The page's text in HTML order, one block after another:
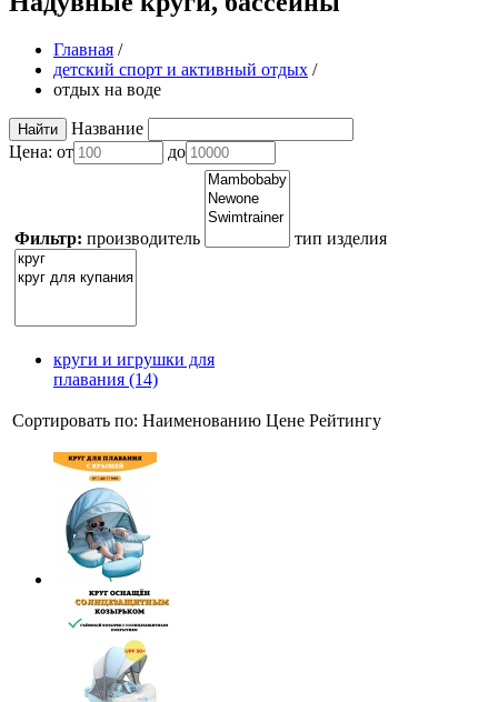
Главная /
детский спорт и активный отдых /
отдых на воде
Название
Цена: от до
Фильтр: производитель тип изделия
круги и игрушки для
плавания (14)
Сортировать по: Наименованию Цене Рейтингу